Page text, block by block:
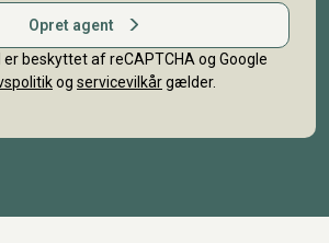
Opret agent
beskyttet af reCAPTCHA og Google
og servicevilkårgælder.